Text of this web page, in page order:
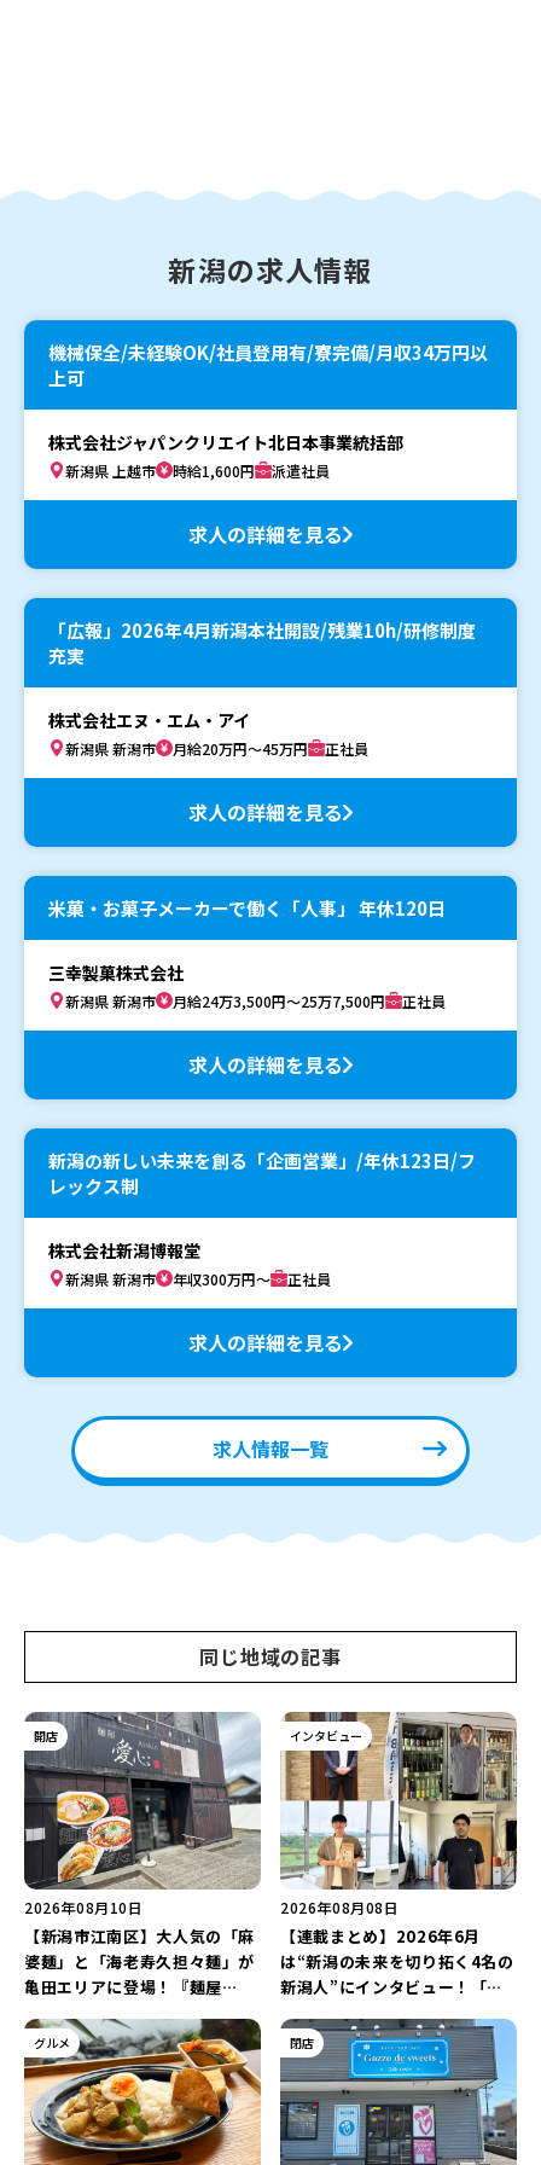
新潟の求人情報
機械保全/未経験OK/社員登用有/寮完備/月収34万円以
上可
株式会社ジャパンクリエイト北日本事業統括部
新潟県 上越市 時給1,600円 派遣社員
求人の詳細を見る
「広報」2026年4月新潟本社開設/残業10h/研修制度
充実
株式会社エヌ・エム・アイ
新潟県 新潟市 月給20万円～45万円 正社員
求人の詳細を見る
米菓・お菓子メーカーで働く「人事」 年休120日
三幸製菓株式会社
新潟県 新潟市 月給24万3,500円～25万7,500円 正社員
求人の詳細を見る
新潟の新しい未来を創る「企画営業」/年休123日/フ
レックス制
株式会社新潟博報堂
新潟県 新潟市 年収300万円～ 正社員
求人の詳細を見る
求人情報一覧
同じ地域の記事
開店
2026年08月10日
【新潟市江南区】大人気の「麻
婆麺」と「海老寿久担々麺」が
亀田エリアに登場！『麺屋
プン予定♪
インタビュー
2026年08月08日
【連載まとめ】2026年6月
は“新潟の未来を切り拓く4名の
新潟人”にインタビュー！「学
トグラファー」など要チェック
♪
グルメ 閉店